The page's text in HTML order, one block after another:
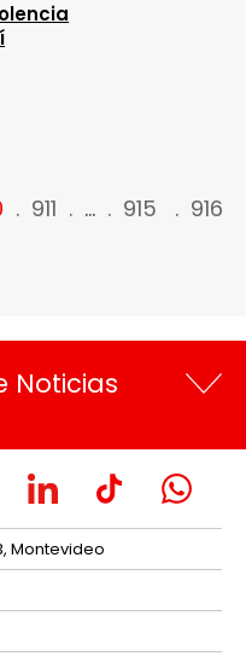
911 … 915 916
Noticias
Montevideo